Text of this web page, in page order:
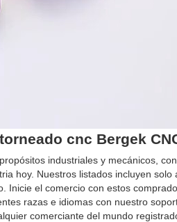
cnc Bergek
industriales y mecánicos,
hoy. Nuestros listados incluyen solo
Inicie el comercio con estos
razas e idiomas con nuestro
comerciante del mundo